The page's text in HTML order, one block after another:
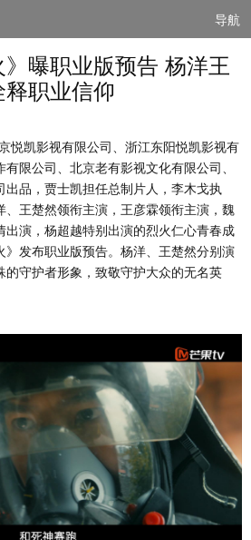
导航
》曝职业版预告 杨洋王
职业信仰
悦凯影视有限公司、浙江东阳悦凯影视有
限公司、北京老有影视文化有限公司、
出品，贾士凯担任总制片人，李木戈执
、王楚然领衔主演，王彦霖领衔主演，魏
出演，杨超越特别出演的烈火仁心青春成
》发布职业版预告。杨洋、王楚然分别演
的守护者形象，致敬守护大众的无名英